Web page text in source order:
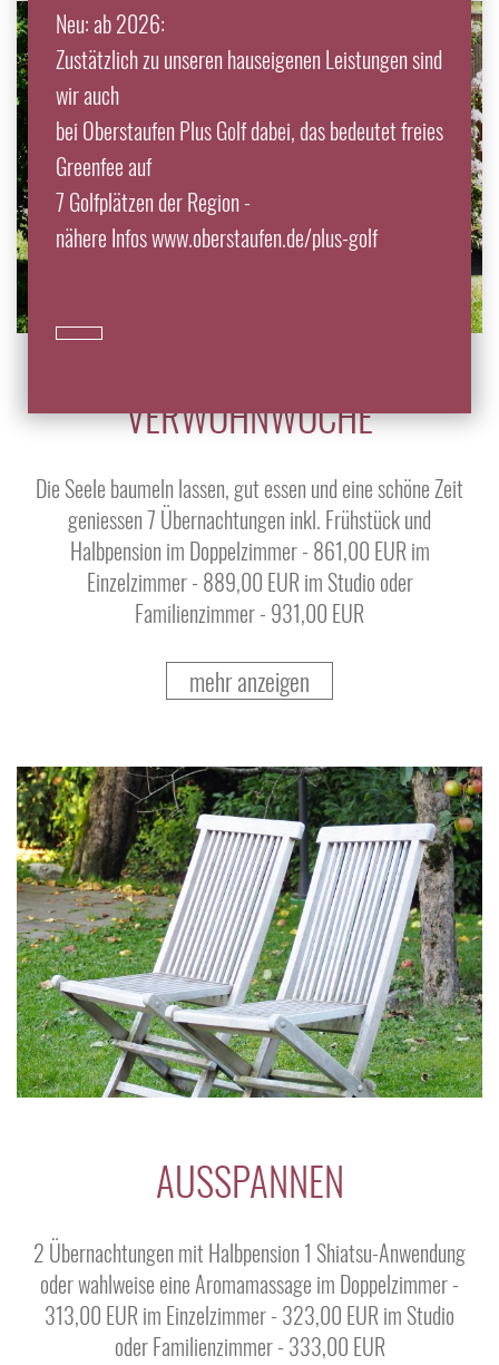
Neu: ab 2026:
Zustätzlich zu unseren hauseigenen Leistungen sind
wir auch
bei Oberstaufen Plus Golf dabei, das bedeutet freies
Greenfee auf
7 Golfplätzen der Region -
nähere Infos www.oberstaufen.de/plus-golf
VERWÖHNWOCHE
Die Seele baumeln lassen, gut essen und eine schöne Zeit
geniessen 7 Übernachtungen inkl. Frühstück und
Halbpension im Doppelzimmer - 861,00 EUR im
Einzelzimmer - 889,00 EUR im Studio oder
Familienzimmer - 931,00 EUR
mehr anzeigen
AUSSPANNEN
2 Übernachtungen mit Halbpension 1 Shiatsu-Anwendung
oder wahlweise eine Aromamassage im Doppelzimmer -
313,00 EUR im Einzelzimmer - 323,00 EUR im Studio
oder Familienzimmer - 333,00 EUR